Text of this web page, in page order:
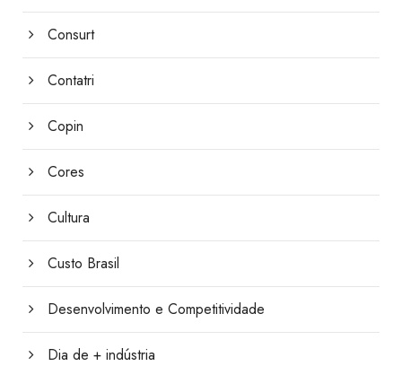
Consurt
Contatri
Copin
Cores
Cultura
Custo Brasil
Desenvolvimento e Competitividade
Dia de + indústria